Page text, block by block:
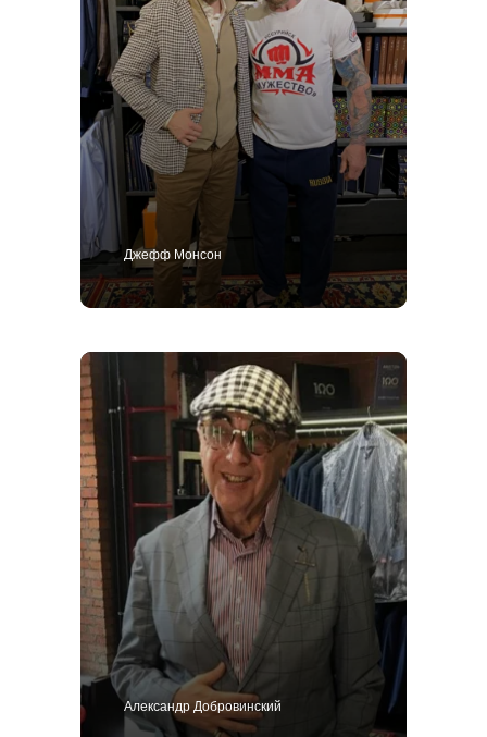
Джефф Монсон
Александр Добровинский
Публичная оферта
Политика конфиденциальности
ИП Поличко Дмитрий Олегович
Подарочный сертификат